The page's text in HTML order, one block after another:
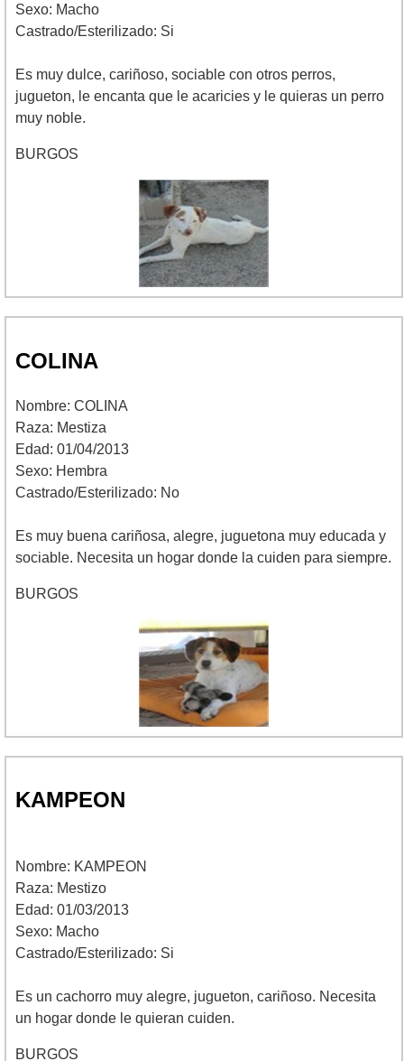
Sexo: Macho
Castrado/Esterilizado: Si
Es muy dulce, cariñoso, sociable con otros perros,
jugueton, le encanta que le acaricies y le quieras un perro
muy noble.
BURGOS
COLINA
Nombre: COLINA
Raza: Mestiza
Edad: 01/04/2013
Sexo: Hembra
Castrado/Esterilizado: No
Es muy buena cariñosa, alegre, juguetona muy educada y
sociable. Necesita un hogar donde la cuiden para siempre.
BURGOS
KAMPEON
Nombre: KAMPEON
Raza: Mestizo
Edad: 01/03/2013
Sexo: Macho
Castrado/Esterilizado: Si
Es un cachorro muy alegre, jugueton, cariñoso. Necesita
un hogar donde le quieran cuiden.
BURGOS